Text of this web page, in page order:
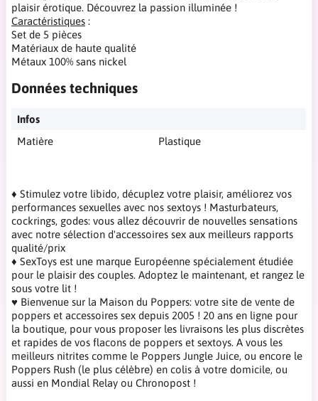
plaisir érotique. Découvrez la passion illuminée !
Caractéristiques :
Set de 5 pièces
Matériaux de haute qualité
Métaux 100% sans nickel
Données techniques
Infos
Matière
Plastique
♦ Stimulez votre libido, décuplez votre plaisir, améliorez vos
performances sexuelles avec nos sextoys ! Masturbateurs,
cockrings, godes: vous allez découvrir de nouvelles sensations
avec notre sélection d'accessoires sex aux meilleurs rapports
qualité/prix
♦ SexToys est une marque Européenne spécialement étudiée
pour le plaisir des couples. Adoptez le maintenant, et rangez le
sous votre lit !
♥ Bienvenue sur la Maison du Poppers: votre site de vente de
poppers et accessoires sex depuis 2005 ! 20 ans en ligne pour
la boutique, pour vous proposer les livraisons les plus discrètes
et rapides de vos flacons de poppers et sextoys. A vous les
meilleurs nitrites comme le Poppers Jungle Juice, ou encore le
Poppers Rush (le plus célèbre) en colis à votre domicile, ou
aussi en Mondial Relay ou Chronopost !